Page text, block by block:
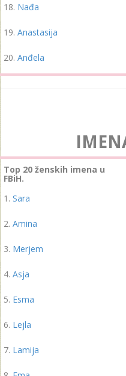
Nađa
Anastasija
Anđela
Top 20 ženskih imena u
FBiH.
Sara
Amina
Merjem
Asja
Esma
Lejla
Lamija